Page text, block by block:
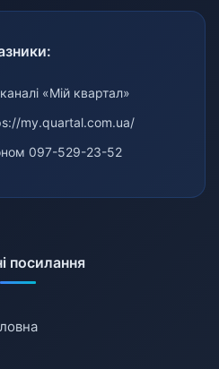
«Мій квартал»
my.quartal.com.ua/
097-529-23-52
посилання